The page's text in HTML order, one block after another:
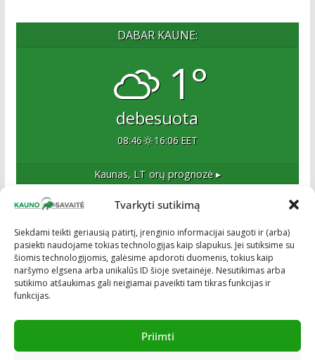
Tvarkyti sutikimą
Siekdami teikti geriausią patirtį, įrenginio informacijai saugoti ir (arba)
pasiekti naudojame tokias technologijas kaip slapukus. Jei sutiksime su
šiomis technologijomis, galėsime apdoroti duomenis, tokius kaip
naršymo elgsena arba unikalūs ID šioje svetainėje. Nesutikimas arba
sutikimo atšaukimas gali neigiamai paveikti tam tikras funkcijas ir
funkcijas.
Priimti
DABAR KAUNE:
1°
debesuota
08:46 16:06 EET
Kaunas, LTorų prognozė ▸
Esame naujas Kaune, tačiau veržlus ir profesionalus
kolektyvas. Ne naujokai žiniasklaidoje. Į Kauną
žengiame tvirtai įsitikinę savo sėkme.